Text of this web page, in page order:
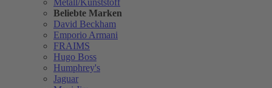
Metall/Kunststoff
Beliebte Marken
David Beckham
Emporio Armani
FRAIMS
Hugo Boss
Humphrey's
Jaguar